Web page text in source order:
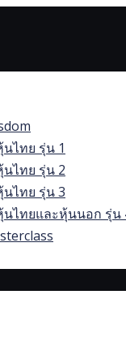
ไทย รุ่น 1
ไทย รุ่น 2
ไทย รุ่น 3
นไทยและหุ้นนอก รุ่น